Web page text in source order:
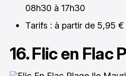
08h30 à 17h30
Tarifs : à partir de 5,95 €
16. Flic en Flac